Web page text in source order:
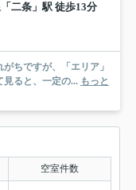
二条」駅 徒歩13分
ちですが、「エリア」
見ると、一定の... もっと
空室件数